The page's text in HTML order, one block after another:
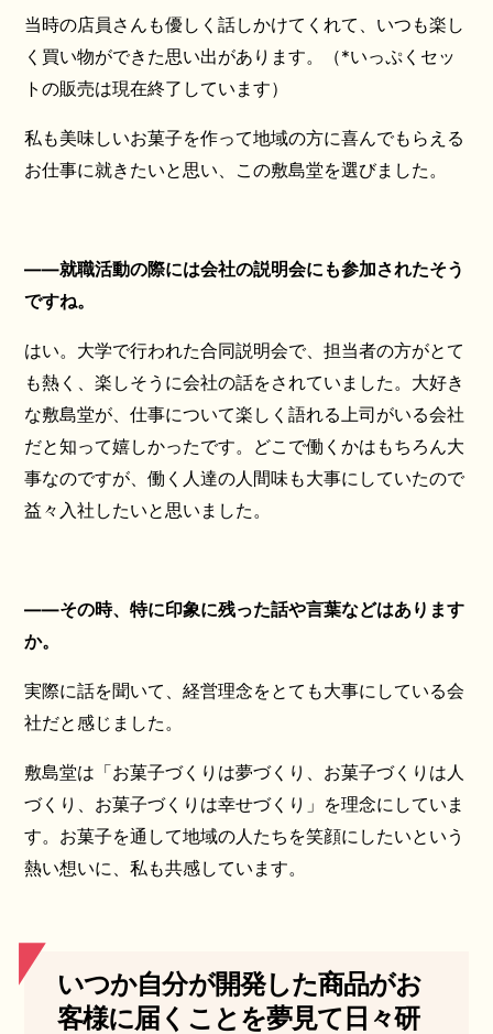
当時の店員さんも優しく話しかけてくれて、いつも楽し
く買い物ができた思い出があります。（*いっぷくセッ
トの販売は現在終了しています）
私も美味しいお菓子を作って地域の方に喜んでもらえる
お仕事に就きたいと思い、この敷島堂を選びました。
——就職活動の際には会社の説明会にも参加されたそう
ですね。
はい。大学で行われた合同説明会で、担当者の方がとて
も熱く、楽しそうに会社の話をされていました。大好き
な敷島堂が、仕事について楽しく語れる上司がいる会社
だと知って嬉しかったです。どこで働くかはもちろん大
事なのですが、働く人達の人間味も大事にしていたので
益々入社したいと思いました。
——その時、特に印象に残った話や言葉などはあります
か。
実際に話を聞いて、経営理念をとても大事にしている会
社だと感じました。
敷島堂は「お菓子づくりは夢づくり、お菓子づくりは人
づくり、お菓子づくりは幸せづくり」を理念にしていま
す。お菓子を通して地域の人たちを笑顔にしたいという
熱い想いに、私も共感しています。
いつか自分が開発した商品がお
客様に届くことを夢見て日々研